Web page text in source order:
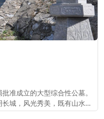
准成立的大型综合性公墓。
城，风光秀美，既有山水朝